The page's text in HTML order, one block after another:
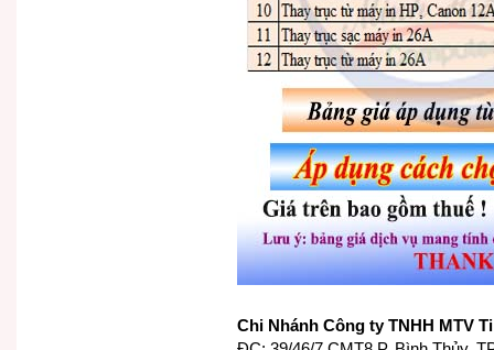
Chi Nhánh Công ty TNHH MTV